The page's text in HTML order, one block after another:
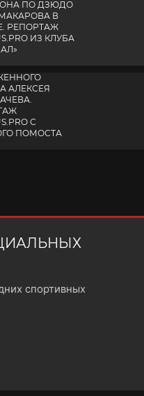
ПО ДЗЮДО
В
РЕПОРТАЖ
ИЗ КЛУБА
АЛЕКСЕЯ
С
ПОМОСТА
спортивных